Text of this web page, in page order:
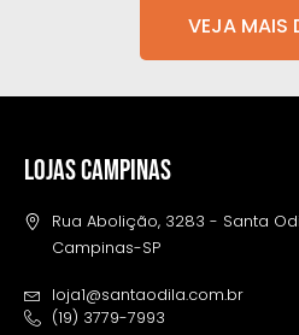
VEJA MAIS
LOJAS CAMPINAS
Rua Abolição, 3283 - Santa
Campinas-SP
loja1@santaodila.com.br
(19) 3779-7993